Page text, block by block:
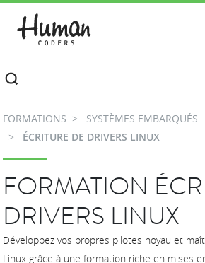
CONTACTEZ-NOUS
FORMATIONS
SYSTÈMES EMBARQUÉS
ÉCRITURE DE DRIVERS LINUX
FORMATION
DRIVERS LINUX
Développez vos propres pilotes noyau et
Linux grâce à une formation riche en mises